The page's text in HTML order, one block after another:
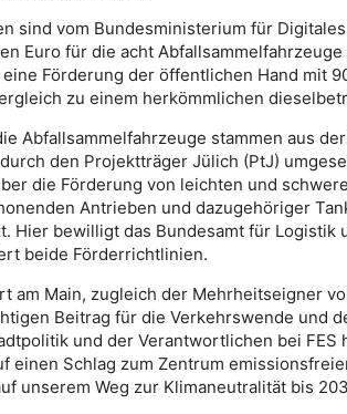
sind vom Bundesministerium für
Euro für die acht
Förderung der öffentlichen Hand mit
zu einem herkömmlichen
Abfallsammelfahrzeuge stammen aus
den Projektträger Jülich (PtJ)
die Förderung von leichten und
Antrieben und dazugehöriger
Hier bewilligt das Bundesamt für Logistik
beide Förderrichtlinien.
am Main, zugleich der Mehrheitseigner
Beitrag für die Verkehrswende und
und der Verantwortlichen bei FES
einen Schlag zum Zentrum
unserem Weg zur Klimaneutralität bis